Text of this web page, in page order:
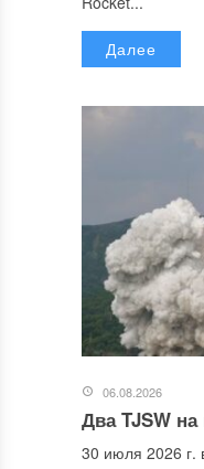
Далее
06.08.2026
Два TJSW
30 июля 2026 г.